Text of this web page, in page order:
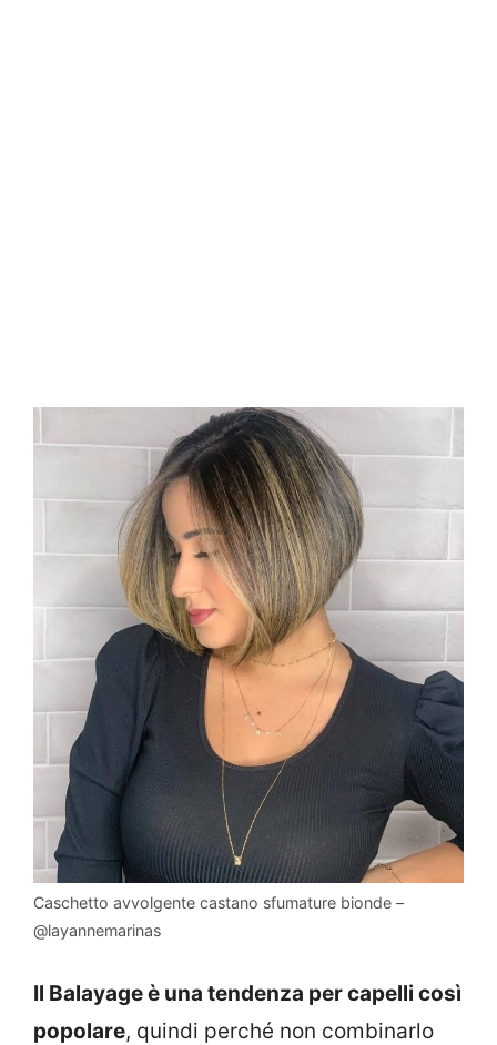
Caschetto avvolgente castano sfumature bionde –
@layannemarinas
Il Balayage è una tendenza per capelli così
popolare, quindi perché non combinarlo